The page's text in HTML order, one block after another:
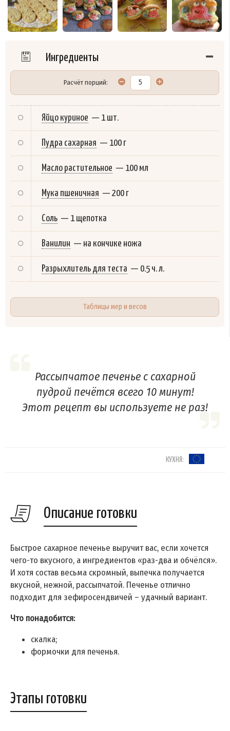
Ингредиенты
Расчёт порций:
Яйцо куриное — 1 шт.
Пудра сахарная — 100 г
Масло растительное — 100 мл
Мука пшеничная — 200 г
Соль — 1 щепотка
Ванилин — на кончике ножа
Разрыхлитель для теста — 0.5 ч. л.
Таблицы мер и весов
Рассыпчатое печенье с сахарной
пудрой печётся всего 10 минут!
Этот рецепт вы используете не раз!
КУХНЯ:
Описание готовки
Быстрое сахарное печенье выручит вас, если хочется
чего-то вкусного, а ингредиентов «раз-два и обчёлся».
И хотя состав весьма скромный, выпечка получается
вкусной, нежной, рассыпчатой. Печенье отлично
подходит для зефиросендвичей – удачный вариант.
Что понадобится:
скалка;
формочки для печенья.
Этапы готовки